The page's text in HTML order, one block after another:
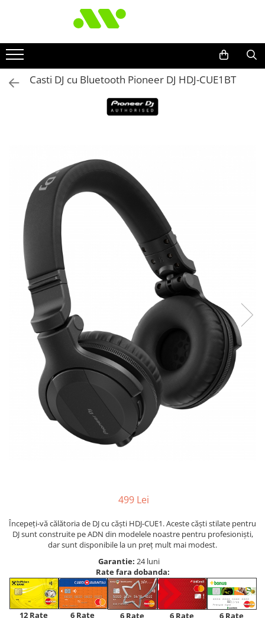
Casti DJ cu Bluetooth Pioneer DJ HDJ-CUE1BT
499 Lei
Începeți-vă călătoria de DJ cu căști HDJ-CUE1. Aceste căști stilate pentru
DJ sunt construite pe ADN din modelele noastre pentru profesioniști,
dar sunt disponibile la un preț mult mai modest.
Garantie: 24 luni
Rate fara dobanda:
12 Rate
6 Rate
6 Rate
6 Rate
6 Rate